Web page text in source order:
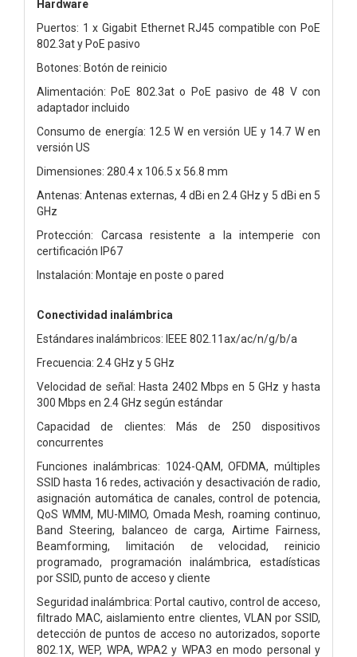
Hardware
Puertos: 1 x Gigabit Ethernet RJ45 compatible con PoE
802.3at y PoE pasivo
Botones: Botón de reinicio
Alimentación: PoE 802.3at o PoE pasivo de 48 V con
adaptador incluido
Consumo de energía: 12.5 W en versión UE y 14.7 W en
versión US
Dimensiones: 280.4 x 106.5 x 56.8 mm
Antenas: Antenas externas, 4 dBi en 2.4 GHz y 5 dBi en 5
GHz
Protección: Carcasa resistente a la intemperie con
certificación IP67
Instalación: Montaje en poste o pared
Conectividad inalámbrica
Estándares inalámbricos: IEEE 802.11ax/ac/n/g/b/a
Frecuencia: 2.4 GHz y 5 GHz
Velocidad de señal: Hasta 2402 Mbps en 5 GHz y hasta
300 Mbps en 2.4 GHz según estándar
Capacidad de clientes: Más de 250 dispositivos
concurrentes
Funciones inalámbricas: 1024-QAM, OFDMA, múltiples
SSID hasta 16 redes, activación y desactivación de radio,
asignación automática de canales, control de potencia,
QoS WMM, MU-MIMO, Omada Mesh, roaming continuo,
Band Steering, balanceo de carga, Airtime Fairness,
Beamforming, limitación de velocidad, reinicio
programado, programación inalámbrica, estadísticas
por SSID, punto de acceso y cliente
Seguridad inalámbrica: Portal cautivo, control de acceso,
filtrado MAC, aislamiento entre clientes, VLAN por SSID,
detección de puntos de acceso no autorizados, soporte
802.1X, WEP, WPA, WPA2 y WPA3 en modo personal y